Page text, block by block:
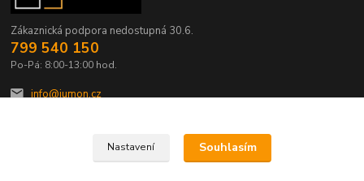
Zákaznická podpora nedostupná 30.6.
799 540 150
Po-Pá: 8:00-13:00 hod.
info@jumon.cz
Nastavení Souhlasím